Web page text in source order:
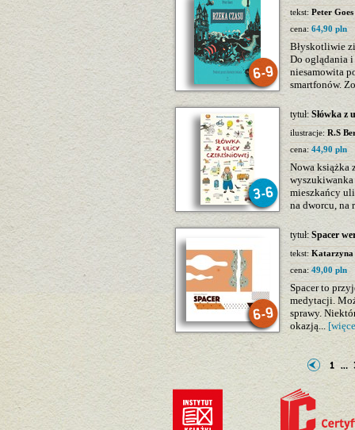
tekst: Peter Goes
cena: 64,90 pln
Błyskotliwie
Do oglądania i
niesamowita
smartfonów.
tytuł: Słówka z
ilustracje: R.S
cena: 44,90 pln
Nowa książka
mieszkańcy
na dworcu, na
tytuł: Spacer
tekst: Katarzyna
cena: 49,00 pln
Spacer to
medytacji.
sprawy.
okazją...